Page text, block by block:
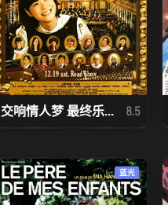
交响情人梦 最终乐... 8.5
蓝光